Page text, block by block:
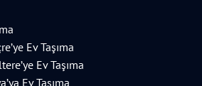
Ev Taşıma
Ev Taşıma
Ev Taşıma